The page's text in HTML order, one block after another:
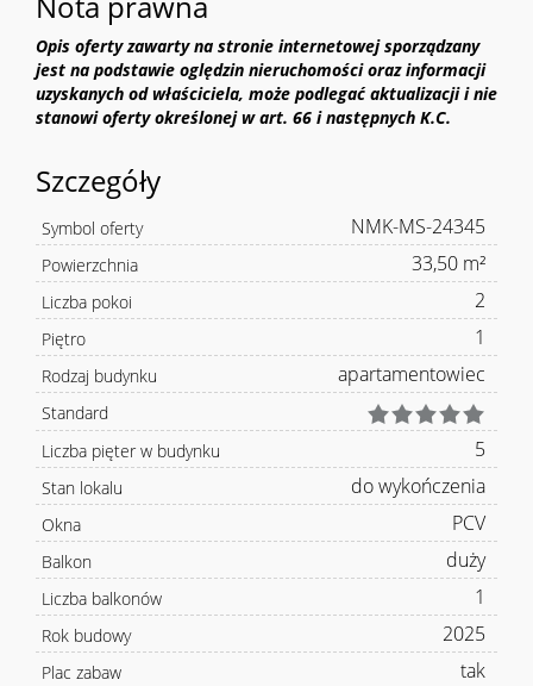
Opis oferty zawarty na stronie internetowej sporządzany
jest na podstawie oględzin nieruchomości oraz informacji
uzyskanych od właściciela, może podlegać aktualizacji i nie
stanowi oferty określonej w art. 66 i następnych K.C.
Szczegóły
Symbol oferty NMK-MS-24345
Powierzchnia 33,50 m²
Liczba pokoi 2
Piętro 1
Rodzaj budynku apartamentowiec
Standard
Liczba pięter w budynku
5
Stan lokalu do wykończenia
Okna PCV
Balkon duży
Liczba balkonów 1
Rok budowy 2025
Plac zabaw tak